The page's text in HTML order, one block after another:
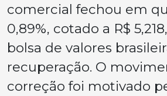
comercial fechou em
0,89%, cotado a R$
bolsa de valores
recuperação. O
correção foi motivado